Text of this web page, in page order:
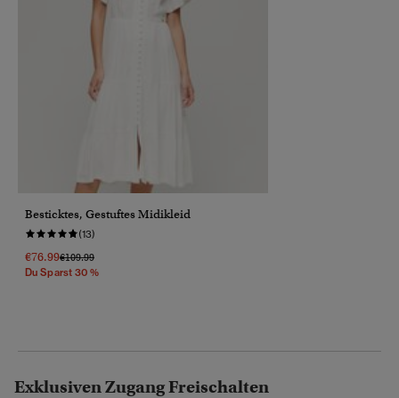
Besticktes, Gestuftes Midikleid
(13)
€76.99Preis Wurde Reduziert Von
€109.99Bis
Du Sparst 30 %
Exklusiven Zugang Freischalten